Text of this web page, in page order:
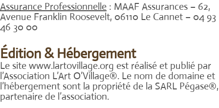
Assurance Professionnelle : MAAF Assurances – 62,
Avenue Franklin Roosevelt, 06110 Le Cannet – 04 93
46 30 00
Édition & Hébergement
Le site www.lartovillage.org est réalisé et publié par
l’Association L’Art O’Village®. Le nom de domaine et
l’hébergement sont la propriété de la SARL Pégase®,
partenaire de l’association.